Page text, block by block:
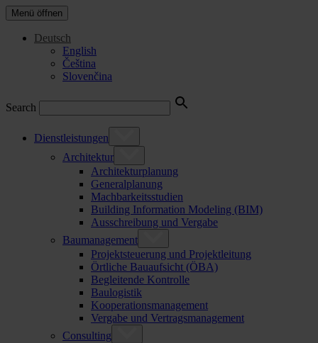
Menü öffnen
Deutsch
English
Čeština
Slovenčina
Search
Dienstleistungen
Architektur
Architekturplanung
Generalplanung
Machbarkeitsstudien
Building Information Modeling (BIM)
Ausschreibung und Vergabe
Baumanagement
Projektsteuerung und Projektleitung
Örtliche Bauaufsicht (ÖBA)
Begleitende Kontrolle
Baulogistik
Kooperationsmanagement
Vergabe und Vertragsmanagement
Consulting